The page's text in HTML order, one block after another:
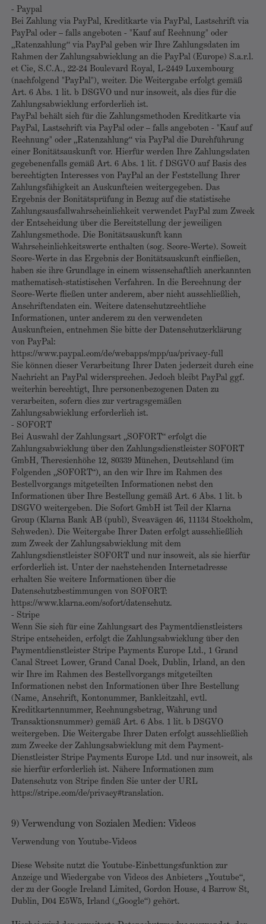
- Paypal
Bei Zahlung via PayPal, Kreditkarte via PayPal, Lastschrift via
PayPal oder – falls angeboten - "Kauf auf Rechnung" oder
„Ratenzahlung“ via PayPal geben wir Ihre Zahlungsdaten im
Rahmen der Zahlungsabwicklung an die PayPal (Europe) S.a.r.l.
et Cie, S.C.A., 22-24 Boulevard Royal, L-2449 Luxembourg
(nachfolgend "PayPal"), weiter. Die Weitergabe erfolgt gemäß
Art. 6 Abs. 1 lit. b DSGVO und nur insoweit, als dies für die
Zahlungsabwicklung erforderlich ist.
PayPal behält sich für die Zahlungsmethoden Kreditkarte via
PayPal, Lastschrift via PayPal oder – falls angeboten - "Kauf auf
Rechnung" oder „Ratenzahlung“ via PayPal die Durchführung
einer Bonitätsauskunft vor. Hierfür werden Ihre Zahlungsdaten
gegebenenfalls gemäß Art. 6 Abs. 1 lit. f DSGVO auf Basis des
berechtigten Interesses von PayPal an der Feststellung Ihrer
Zahlungsfähigkeit an Auskunfteien weitergegeben. Das
Ergebnis der Bonitätsprüfung in Bezug auf die statistische
Zahlungsausfallwahrscheinlichkeit verwendet PayPal zum Zweck
der Entscheidung über die Bereitstellung der jeweiligen
Zahlungsmethode. Die Bonitätsauskunft kann
Wahrscheinlichkeitswerte enthalten (sog. Score-Werte). Soweit
Score-Werte in das Ergebnis der Bonitätsauskunft einfließen,
haben sie ihre Grundlage in einem wissenschaftlich anerkannten
mathematisch-statistischen Verfahren. In die Berechnung der
Score-Werte fließen unter anderem, aber nicht ausschließlich,
Anschriftendaten ein. Weitere datenschutzrechtliche
Informationen, unter anderem zu den verwendeten
Auskunfteien, entnehmen Sie bitte der Datenschutzerklärung
von PayPal:
https://www.paypal.com/de/webapps/mpp/ua/privacy-full
Sie können dieser Verarbeitung Ihrer Daten jederzeit durch eine
Nachricht an PayPal widersprechen. Jedoch bleibt PayPal ggf.
weiterhin berechtigt, Ihre personenbezogenen Daten zu
verarbeiten, sofern dies zur vertragsgemäßen
Zahlungsabwicklung erforderlich ist.
- SOFORT
Bei Auswahl der Zahlungsart „SOFORT“ erfolgt die
Zahlungsabwicklung über den Zahlungsdienstleister SOFORT
GmbH, Theresienhöhe 12, 80339 München, Deutschland (im
Folgenden „SOFORT“), an den wir Ihre im Rahmen des
Bestellvorgangs mitgeteilten Informationen nebst den
Informationen über Ihre Bestellung gemäß Art. 6 Abs. 1 lit. b
DSGVO weitergeben. Die Sofort GmbH ist Teil der Klarna
Group (Klarna Bank AB (publ), Sveavägen 46, 11134 Stockholm,
Schweden). Die Weitergabe Ihrer Daten erfolgt ausschließlich
zum Zweck der Zahlungsabwicklung mit dem
Zahlungsdienstleister SOFORT und nur insoweit, als sie hierfür
erforderlich ist. Unter der nachstehenden Internetadresse
erhalten Sie weitere Informationen über die
Datenschutzbestimmungen von SOFORT:
https://www.klarna.com/sofort/datenschutz.
- Stripe
Wenn Sie sich für eine Zahlungsart des Paymentdienstleisters
Stripe entscheiden, erfolgt die Zahlungsabwicklung über den
Paymentdienstleister Stripe Payments Europe Ltd., 1 Grand
Canal Street Lower, Grand Canal Dock, Dublin, Irland, an den
wir Ihre im Rahmen des Bestellvorgangs mitgeteilten
Informationen nebst den Informationen über Ihre Bestellung
(Name, Anschrift, Kontonummer, Bankleitzahl, evtl.
Kreditkartennummer, Rechnungsbetrag, Währung und
Transaktionsnummer) gemäß Art. 6 Abs. 1 lit. b DSGVO
weitergeben. Die Weitergabe Ihrer Daten erfolgt ausschließlich
zum Zwecke der Zahlungsabwicklung mit dem Payment-
Dienstleister Stripe Payments Europe Ltd. und nur insoweit, als
sie hierfür erforderlich ist. Nähere Informationen zum
Datenschutz von Stripe finden Sie unter der URL
https://stripe.com/de/privacy#translation.
9) Verwendung von Sozialen Medien: Videos
Verwendung von Youtube-Videos
Diese Website nutzt die Youtube-Einbettungsfunktion zur
Anzeige und Wiedergabe von Videos des Anbieters „Youtube“,
der zu der Google Ireland Limited, Gordon House, 4 Barrow St,
Dublin, D04 E5W5, Irland („Google“) gehört.